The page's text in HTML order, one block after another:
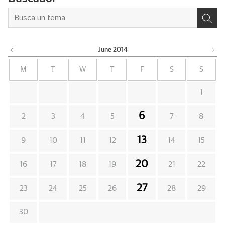
June 2014
M W F S S
1
2 3 4 5 6 7 8
9 10 11 12 13 14 15
16 17 18 19 20 21 22
23 24 25 26 27 28 29
30